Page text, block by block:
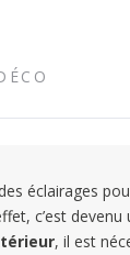
éclairages
c’est
, il est